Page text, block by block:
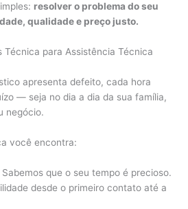
resolver o problema do seu
qualidade e preço justo.
Técnica para Assistência Técnica
apresenta defeito, cada hora
— seja no dia a dia da sua família,
negócio.
você encontra:
que o seu tempo é precioso.
desde o primeiro contato até a